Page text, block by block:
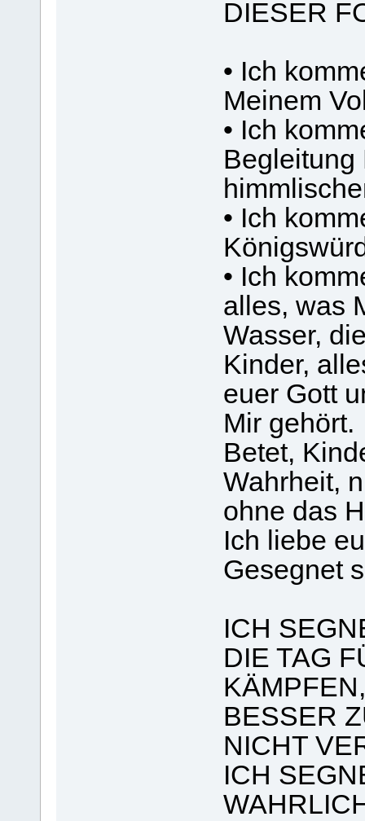
DIESER
• Ich
Meinem
• Ich
Begleitung
• Ich
• Ich
alles, was
Wasser,
Kinder,
euer Gott
Mir gehört.
Betet,
Wahrheit,
ohne das
Ich liebe
Gesegnet
ICH
DIE TAG
KÄMPFEN,
BESSER
NICHT
ICH